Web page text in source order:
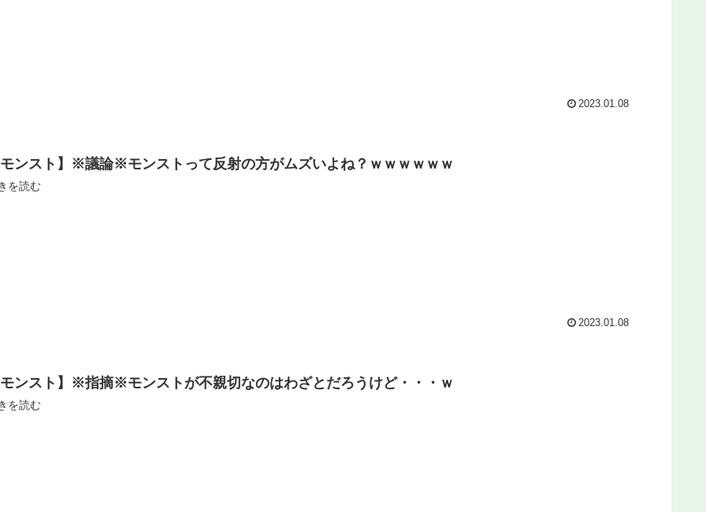
2023.01.08
ンスト】※議論※モンストって反射の方がムズいよね？ｗｗｗｗｗｗ
を読む
2023.01.08
ンスト】※指摘※モンストが不親切なのはわざとだろうけど・・・ｗ
を読む